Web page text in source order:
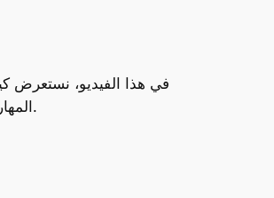
في هذا الفيديو،
المهارات الفنية إلى قياس القوة البدنية وتجنب الإصابات، يساهم الذكاء الاصطناعي في تطوير اللاعبين على مستويات لم تكن ممكنة من قبل.